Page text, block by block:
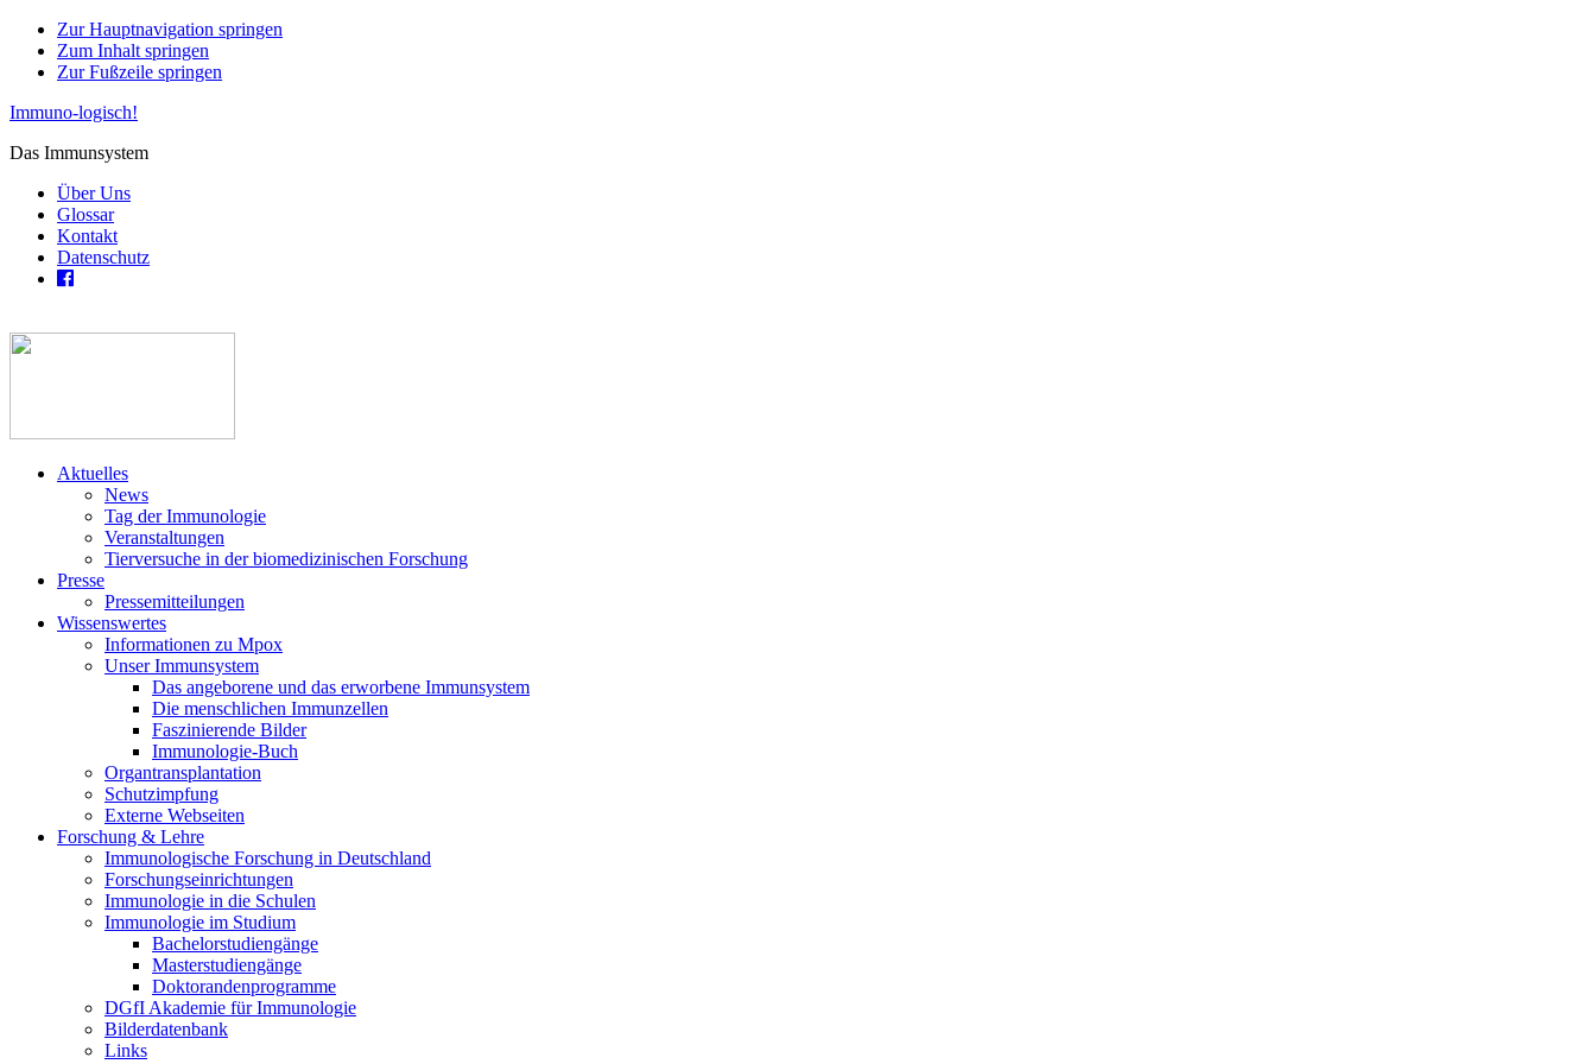
Zur Hauptnavigation springen
Zum Inhalt springen
Zur Fußzeile springen
Immuno-logisch!
Das Immunsystem
Über Uns
Glossar
Kontakt
Datenschutz
Aktuelles
News
Tag der Immunologie
Veranstaltungen
Tierversuche in der biomedizinischen Forschung
Presse
Pressemitteilungen
Wissenswertes
Informationen zu Mpox
Unser Immunsystem
Das angeborene und das erworbene Immunsystem
Die menschlichen Immunzellen
Faszinierende Bilder
Immunologie-Buch
Organtransplantation
Schutzimpfung
Externe Webseiten
Forschung & Lehre
Immunologische Forschung in Deutschland
Forschungseinrichtungen
Immunologie in die Schulen
Immunologie im Studium
Bachelorstudiengänge
Masterstudiengänge
Doktorandenprogramme
DGfI Akademie für Immunologie
Bilderdatenbank
Links